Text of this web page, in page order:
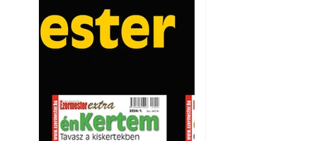
a megoldást a meleg ellen, ma
már egyre többen keresnek
olyan kültéri hűtési
vendégl